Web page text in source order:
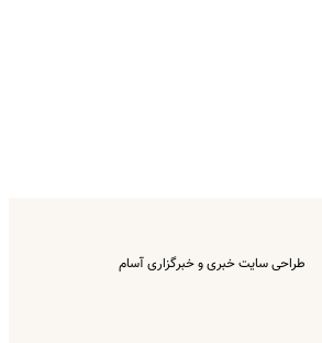
طراحی سایت خبری و خبرگزاری آسام